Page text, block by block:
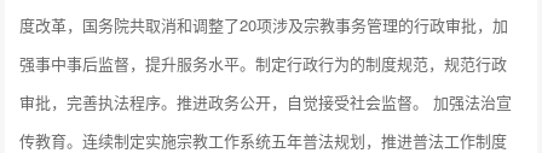
度改革，国务院共取消和调整了20项涉及宗教事务管理的行政审批，加
强事中事后监督，提升服务水平。制定行政行为的制度规范，规范行政
审批，完善执法程序。推进政务公开，自觉接受社会监督。 加强法治宣
传教育。连续制定实施宗教工作系统五年普法规划，推进普法工作制度